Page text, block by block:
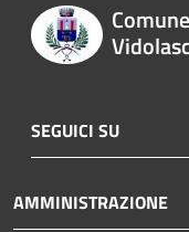
SEGUICI SU
AMMINISTRAZIONE